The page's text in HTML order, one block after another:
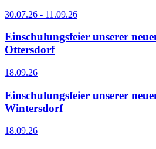
30.07.26 - 11.09.26
Einschulungsfeier unserer
Ottersdorf
18.09.26
Einschulungsfeier unserer
Wintersdorf
18.09.26